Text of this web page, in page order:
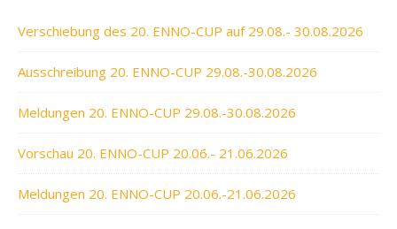
Verschiebung des 20. ENNO-CUP auf 29.08.- 30.08.2026
Ausschreibung 20. ENNO-CUP 29.08.-30.08.2026
Meldungen 20. ENNO-CUP 29.08.-30.08.2026
Vorschau 20. ENNO-CUP 20.06.- 21.06.2026
Meldungen 20. ENNO-CUP 20.06.-21.06.2026